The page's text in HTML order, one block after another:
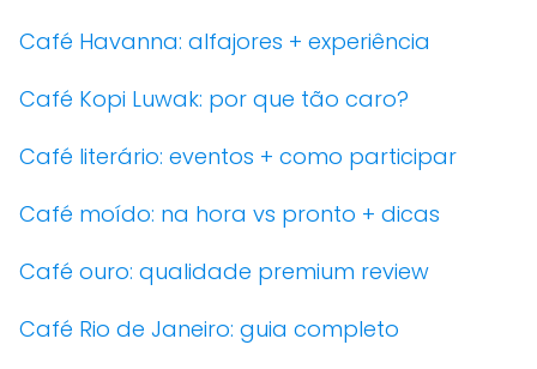
Café Havanna: alfajores + experiência
Café Kopi Luwak: por que tão caro?
Café literário: eventos + como participar
Café moído: na hora vs pronto + dicas
Café ouro: qualidade premium review
Café Rio de Janeiro: guia completo